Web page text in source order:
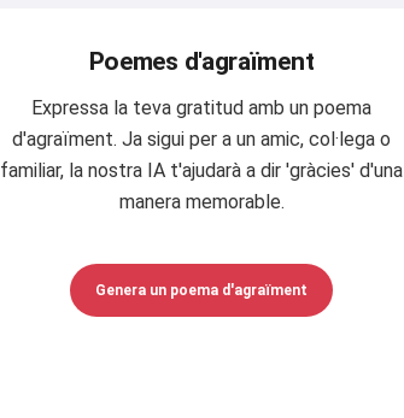
Poemes d'agraïment
Expressa la teva gratitud amb un poema
d'agraïment. Ja sigui per a un amic, col·lega o
familiar, la nostra IA t'ajudarà a dir 'gràcies' d'una
manera memorable.
Genera un poema d'agraïment